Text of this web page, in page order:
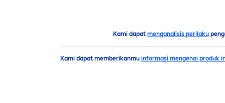
Kami dapatmenganalisis perilaku
Kami dapat memberikanmu informasi mengenai produk
Rahasia anti penuaan? Rawat dengan Q10